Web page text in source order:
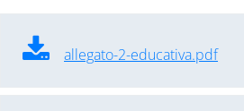
allegato-2-educativa.pdf